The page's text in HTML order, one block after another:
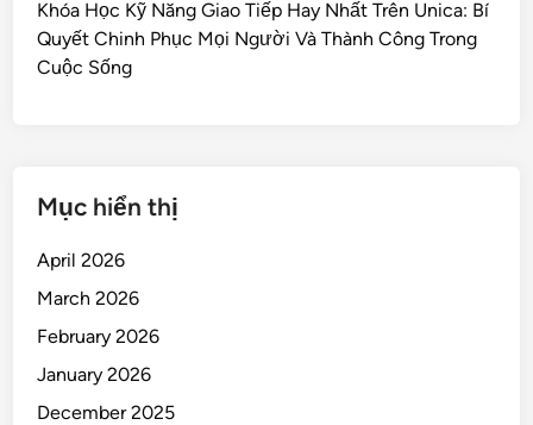
Khóa Học Kỹ Năng Giao Tiếp Hay Nhất Trên Unica: Bí
Quyết Chinh Phục Mọi Người Và Thành Công Trong
Cuộc Sống
Mục hiển thị
April 2026
March 2026
February 2026
January 2026
December 2025